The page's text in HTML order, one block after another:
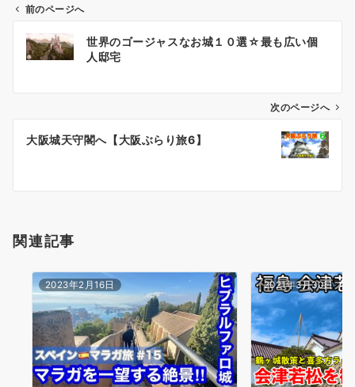
ビ
ン
前のページへ
世界のゴージャスなお城１０選☆最も広い個
人邸宅
次のページへ
大阪城天守閣へ【大阪ぶらり旅6】
関連記事
2023年2月16日 2021年3月30日